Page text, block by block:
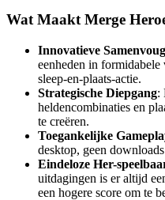
Wat Maakt Merge
Innovatieve
eenheden in formidabele
sleep-en-plaats-actie.
Strategische Diepgang:
heldencombinaties en
te creëren.
Toegankelijke
desktop, geen
Eindeloze Her-
uitdagingen is er altijd
een hogere score om te